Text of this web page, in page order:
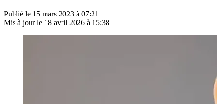
Publié le 15 mars 2023 à 07:21
Mis à jour le 18 avril 2026 à 15:38